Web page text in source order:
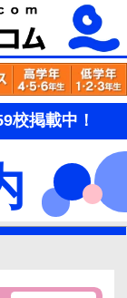
校掲載中！